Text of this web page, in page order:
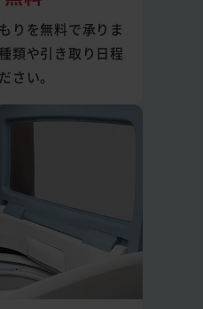
りを無料で承りま
類や引き取り日程
さい。